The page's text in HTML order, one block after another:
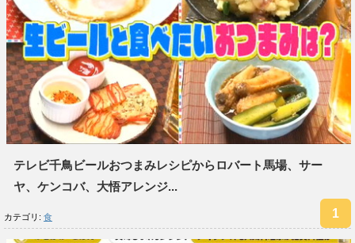
テレビ千鳥ビールおつまみレシピからロバート馬場、サー
ヤ、ケンコバ、大悟アレンジ...
カテゴリ: 食